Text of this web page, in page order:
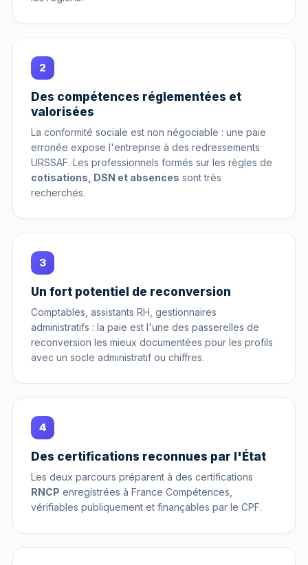
2
Des compétences réglementées et
valorisées
La conformité sociale est non négociable : une paie
erronée expose l'entreprise à des redressements
URSSAF. Les professionnels formés sur les règles de
cotisations, DSN et absences sont très
recherchés.
3
Un fort potentiel de reconversion
Comptables, assistants RH, gestionnaires
administratifs : la paie est l'une des passerelles de
reconversion les mieux documentées pour les profils
avec un socle administratif ou chiffres.
4
Des certifications reconnues par l'État
Les deux parcours préparent à des certifications
RNCP enregistrées à France Compétences,
vérifiables publiquement et finançables par le CPF.